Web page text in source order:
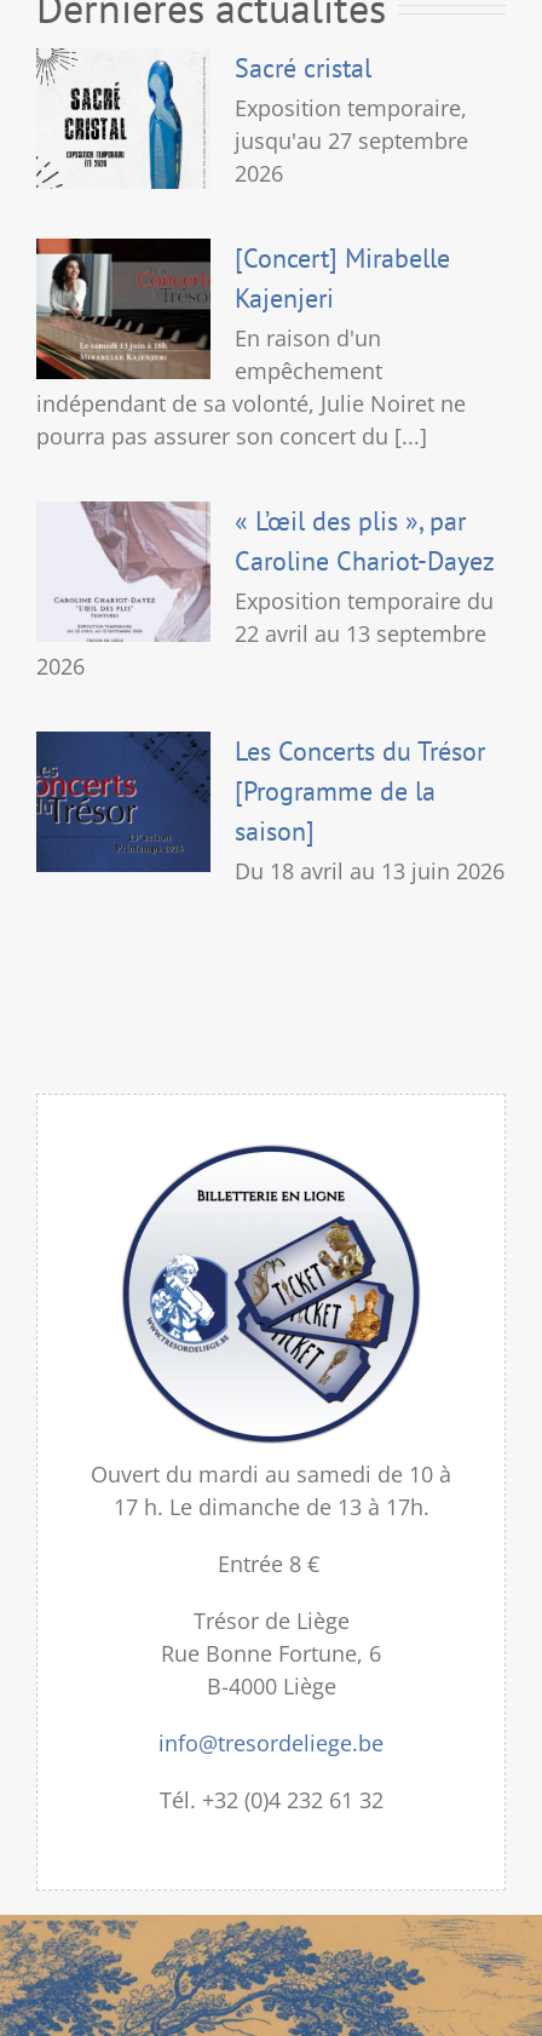
Sacré cristal
Exposition temporaire,
jusqu'au 27 septembre
2026
[Concert] Mirabelle
Kajenjeri
En raison d'un
empêchement
indépendant de sa volonté, Julie Noiret ne
pourra pas assurer son concert du [...]
« L’œil des plis », par
Caroline Chariot-Dayez
Exposition temporaire du
22 avril au 13 septembre
2026
Les Concerts du Trésor
[Programme de la
saison]
Du 18 avril au 13 juin 2026
Ouvert du mardi au samedi de 10 à
17 h. Le dimanche de 13 à 17h.
Entrée 8 €
Trésor de Liège
Rue Bonne Fortune, 6
B-4000 Liège
info@tresordeliege.be
Tél. +32 (0)4 232 61 32